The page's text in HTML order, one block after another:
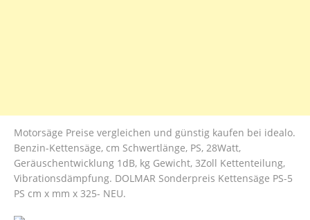
Motorsäge Preise vergleichen und günstig kaufen bei idealo.
Benzin-Kettensäge, cm Schwertlänge, PS, 28Watt,
Geräuschentwicklung 1dB, kg Gewicht, 3Zoll Kettenteilung,
Vibrationsdämpfung. DOLMAR Sonderpreis Kettensäge PS-5
PS cm x mm x 325- NEU.